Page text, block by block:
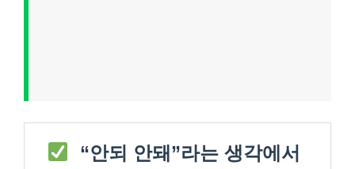
“안되 안돼”라는 생각에서